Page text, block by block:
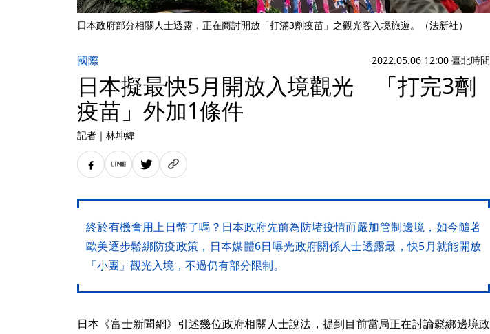
日本政府部分相關人士透露，正在商討開放「打滿3劑疫苗」之觀光客入境旅遊。（法新社）
國際 2022.05.06 12:00 臺北時間
日本擬最快5月開放入境觀光 「打完3劑
疫苗」外加1條件
記者 ｜ 林坤緯
終於有機會用上日幣了嗎？日本政府先前為防堵疫情而嚴加管制邊境，如今隨著
歐美逐步鬆綁防疫政策，日本媒體6日曝光政府關係人士透露最，快5月就能開放
「小團」觀光入境，不過仍有部分限制。
日本《富士新聞網》引述幾位政府相關人士說法，提到目前當局正在討論鬆綁邊境政